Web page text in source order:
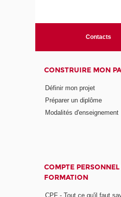
Contacts
CONSTRUIRE MON
Définir mon projet
Préparer un diplôme
Modalités d'enseignement
COMPTE
FORMATION
CPF - Tout ce qu'il faut